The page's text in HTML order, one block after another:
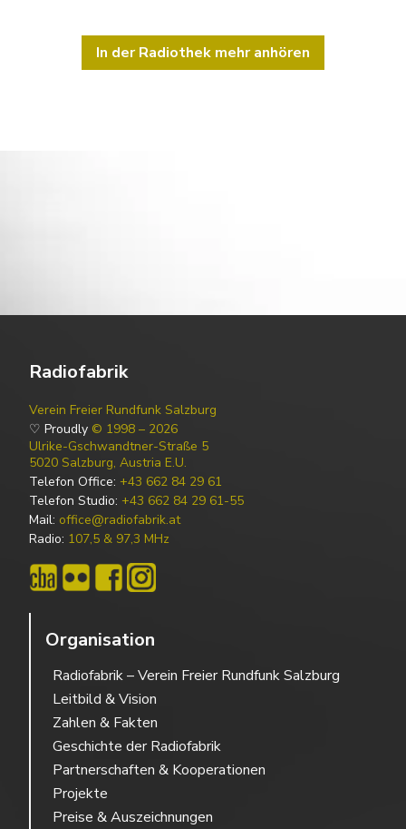
In der Radiothek mehr anhören
Radiofabrik
Verein Freier Rundfunk Salzburg
♡ Proudly © 1998 – 2026
Ulrike-Gschwandtner-Straße 5
5020 Salzburg, Austria E.U.
Telefon Office: +43 662 84 29 61
Telefon Studio: +43 662 84 29 61-55
Mail: office@radiofabrik.at
Radio: 107,5 & 97,3 MHz
Organisation
Radiofabrik – Verein Freier Rundfunk Salzburg
Leitbild & Vision
Zahlen & Fakten
Geschichte der Radiofabrik
Partnerschaften & Kooperationen
Projekte
Preise & Auszeichnungen